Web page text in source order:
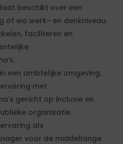
beschikt over een
of wo werk- en denkniveau.
faciliteren en
een ambtelijke omgeving.
met
gericht op inclusie en
organisatie.
als
voor de middellange